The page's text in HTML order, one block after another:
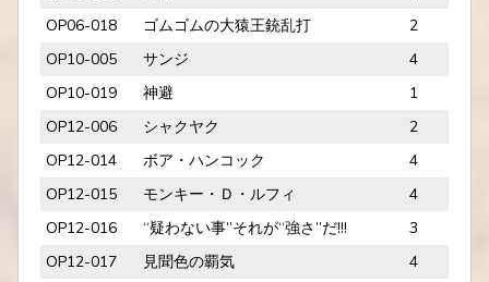
OP06-018
ゴムゴムの大猿王銃乱打
2
OP10-005
サンジ
4
OP10-019
神避
1
OP12-006
シャクヤク
2
OP12-014
ボア・ハンコック
4
OP12-015
モンキー・Ｄ・ルフィ
4
OP12-016
“疑わない事”それが“強さ”だ!!!
3
OP12-017
見聞色の覇気
4